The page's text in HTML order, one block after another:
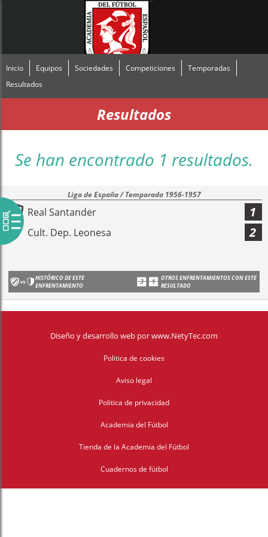
Inicio Equipos Sociedades Competiciones
Temporadas
Resultados
Resultados
Se han encontrado 1 resultados.
Liga de España / Temporada 1956-1957
Real Santander 1
Cult. Dep. Leonesa 2
HISTÓRICO DE ESTE
ENFRENTAMIENTO
OTROS ENFRENTAMIENTOS CON ESTE
RESULTADO
Diseño y desarrollo web porwww.NetyTec.com
Politica de cookies
Aviso legal
Politica de privacidad
Academia del Fútbol
Tienda de la Academia del Fútbol
Cuadernos de fútbol